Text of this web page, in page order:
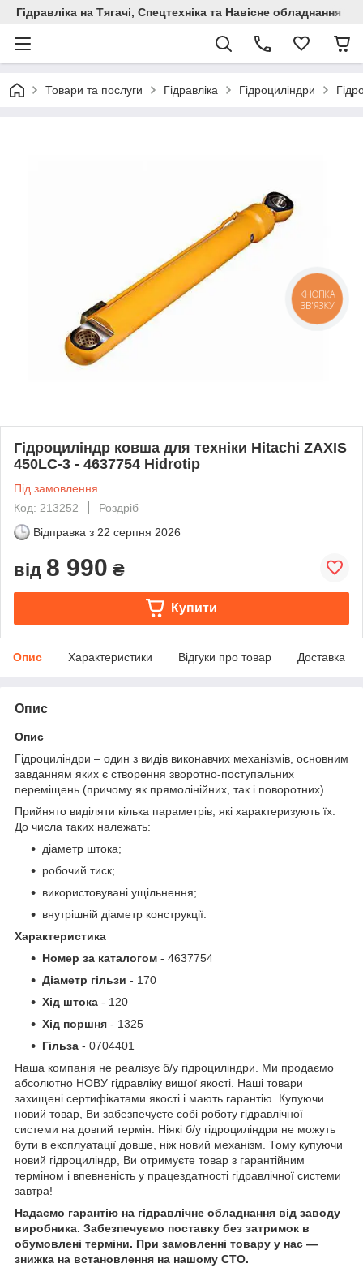
Гідравліка на Тягачі, Спецтехніка та Навісне обладнання
Товари та послуги Гідравліка Гідроциліндри
Гідроциліндр ковша для техніки Hitachi ZAXIS
450LC-3 - 4637754 Hidrotip
Під замовлення
Код: 213252
Роздріб
Відправка з 22 серпня 2026
від 8 990 ₴
Купити
Опис Характеристики Відгуки про товар Доставка
Опис
Опис
Гідроциліндри – один з видів виконавчих механізмів, основним
завданням яких є створення зворотно-поступальних
переміщень (причому як прямолінійних, так і поворотних).
Прийнято виділяти кілька параметрів, які характеризують їх.
До числа таких належать:
діаметр штока;
робочий тиск;
використовувані ущільнення;
внутрішній діаметр конструкції.
Характеристика
Номер за каталогом - 4637754
Діаметр гільзи - 170
Хід штока - 120
Хід поршня - 1325
Гільза - 0704401
Наша компанія не реалізує б/у гідроциліндри. Ми продаємо
абсолютно НОВУ гідравліку вищої якості. Наші товари
захищені сертифікатами якості і мають гарантію. Купуючи
новий товар, Ви забезпечуєте собі роботу гідравлічної
системи на довгий термін. Ніякі б/у гідроциліндри не можуть
бути в експлуатації довше, ніж новий механізм. Тому купуючи
новий гідроциліндр, Ви отримуєте товар з гарантійним
терміном і впевненість у працездатності гідравлічної системи
завтра!
Надаємо гарантію на гідравлічне обладнання від заводу
виробника. Забезпечуємо поставку без затримок в
обумовлені терміни. При замовленні товару у нас ―
знижка на встановлення на нашому СТО.
КНОПКА
ЗВ'ЯЗКУ